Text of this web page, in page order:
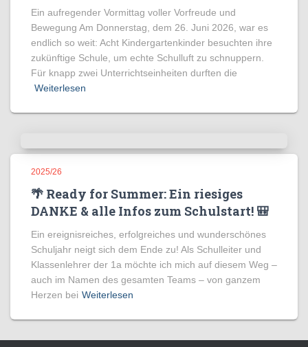
Ein aufregender Vormittag voller Vorfreude und
Bewegung Am Donnerstag, dem 26. Juni 2026, war es
endlich so weit: Acht Kindergartenkinder besuchten ihre
zukünftige Schule, um echte Schulluft zu schnuppern.
Für knapp zwei Unterrichtseinheiten durften die
Weiterlesen
2025/26
🌴 Ready for Summer: Ein riesiges
DANKE & alle Infos zum Schulstart! 🎒
Ein ereignisreiches, erfolgreiches und wunderschönes
Schuljahr neigt sich dem Ende zu! Als Schulleiter und
Klassenlehrer der 1a möchte ich mich auf diesem Weg –
auch im Namen des gesamten Teams – von ganzem
Herzen bei Weiterlesen